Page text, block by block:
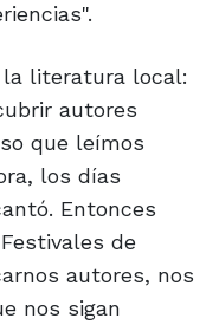
literatura local:
autores
que leímos
los días
Entonces
de
autores, nos
nos sigan